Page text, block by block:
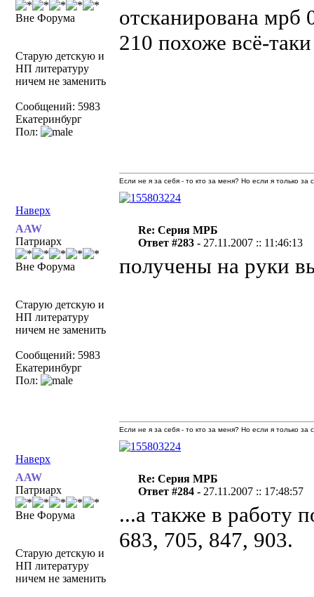
Вне Форума
Старую детскую и
НП литературу
ничем не заменить
Сообщений: 5983
Екатеринбург
Пол:
отсканирована мрб
210 похоже всё-
Наверх
Если не я за себя - то кто за меня? Но если я только
AAW
Патриарх
Вне Форума
Старую детскую и
НП литературу
ничем не заменить
Сообщений: 5983
Екатеринбург
Пол:
Re: Серия МРБ
Ответ #283 - 27.11.2007 :: 11:46:13
получены на руки
Наверх
Если не я за себя - то кто за меня? Но если я только
AAW
Патриарх
Вне Форума
Старую детскую и
НП литературу
ничем не заменить
Re: Серия МРБ
Ответ #284 - 27.11.2007 :: 17:48:57
...а также в работу
683, 705, 847, 903.